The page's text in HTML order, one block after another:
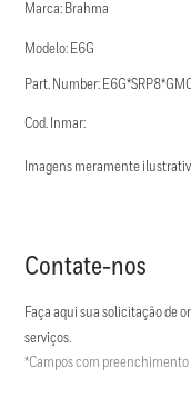
Marca: Brahma
Modelo: E6G
Part. Number:
Cod. Inmar:
Imagens meramente
Contate-nos
Faça aqui sua solicitação de
serviços.
*Campos com